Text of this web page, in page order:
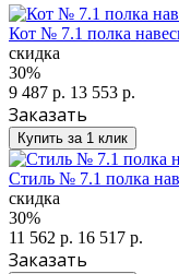
Кот № 7.1 полка
скидка
30%
9 487 р. 13 553 р.
Заказать
Купить за 1 клик
Стиль № 7.1 полка
скидка
30%
11 562 р. 16 517 р.
Заказать